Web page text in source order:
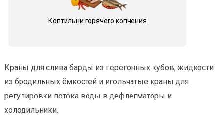
Коптильни горячего копчения
Краны для слива барды из перегонных кубов, жидкости
из бродильных ёмкостей и игольчатые краны для
регулировки потока воды в дефлегматоры и
холодильники.